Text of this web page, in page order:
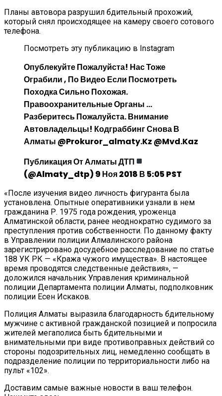
Планы автовора разрушил бдительный прохожий,
который снял происходящее на камеру своего сотового
телефона.
Посмотреть эту публикацию в Instagram
Опублекуйте Пожалуйста! Нас Тоже
Ограбили , По Видео Если Посмотреть
Походка Сильно Похожая.
Правоохранительные Органы …
Разберитесь Пожалуйста. Внимание
Автовладельцы! Кодграббинг Снова В
Алматы @prokuror_almaty.kz @mvd.kaz
Публикация От Алматы ДТП
(@almaty_dtp) 9 Ноя 2018 В 5:05 PST
«После изучения видео личность фигуранта была
установлена. Опытные оперативники узнали в нем
гражданина Р. 1975 года рождения, уроженца
Алматинской области, ранее неоднократно судимого за
преступления против собственности. По данному факту
в Управлении полиции Алмалинского района
зарегистрировано досудебное расследование по статье
188 УК РК — «Кража чужого имущества». В настоящее
время проводятся следственные действия», —
доложился начальник Управления криминальной
полиции Департамента полиции Алматы, подполковник
полиции Есен Искаков.
Полиция Алматы выразила благодарность бдительному
мужчине с активной гражданской позицией и попросила
жителей мегаполиса быть бдительными и
внимательными при виде противоправных действий со
стороны подозрительных лиц, немедленно сообщать в
подразделение полиции по территориальности либо на
пульт «102».
Доставим самые важные новости в ваш телефон.